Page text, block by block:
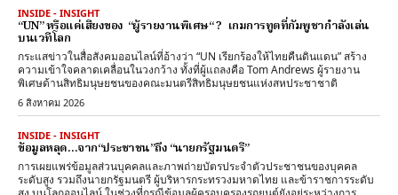
INSIDE - INSIGHT
“UN” หรือแค่เสียงของ “ผู้รายงานพิเศษ“ ? เกมการทูตที่กัมพูชากำลังเล่น
บนเวทีโลก
กระแสข่าวในสื่อสังคมออนไลน์ที่อ้างว่า “UN เรียกร้องให้ไทยคืนดินแดน” สร้าง
ความเข้าใจคลาดเคลื่อนในวงกว้าง ทั้งที่ผู้แถลงคือ Tom Andrews ผู้รายงาน
พิเศษด้านสิทธิมนุษยชนของคณะมนตรีสิทธิมนุษยชนแห่งสหประชาชาติ
6 สิงหาคม 2026
INSIDE - INSIGHT
ข้อมูลหลุด…จาก“ประชาชน”ถึง “นายกรัฐมนตรี”
การเผยแพร่ข้อมูลส่วนบุคคลและภาพถ่ายบัตรประจำตัวประชาชนของบุคคล
ระดับสูง รวมถึงนายกรัฐมนตรี ผู้บริหารกระทรวงมหาดไทย และข้าราชการระดับ